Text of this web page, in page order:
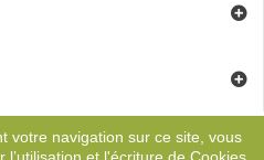
votre navigation sur ce site, vous